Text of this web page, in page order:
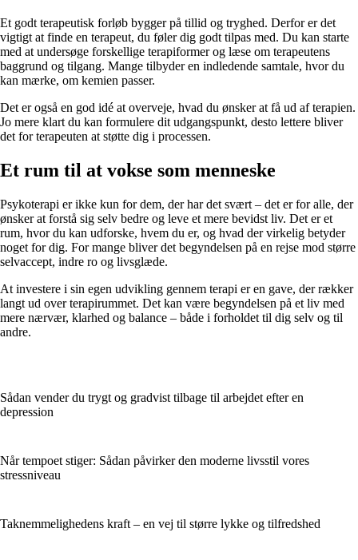
Et godt terapeutisk forløb bygger på tillid og tryghed. Derfor er det
vigtigt at finde en terapeut, du føler dig godt tilpas med. Du kan starte
med at undersøge forskellige terapiformer og læse om terapeutens
baggrund og tilgang. Mange tilbyder en indledende samtale, hvor du
kan mærke, om kemien passer.
Det er også en god idé at overveje, hvad du ønsker at få ud af terapien.
Jo mere klart du kan formulere dit udgangspunkt, desto lettere bliver
det for terapeuten at støtte dig i processen.
Et rum til at vokse som menneske
Psykoterapi er ikke kun for dem, der har det svært – det er for alle, der
ønsker at forstå sig selv bedre og leve et mere bevidst liv. Det er et
rum, hvor du kan udforske, hvem du er, og hvad der virkelig betyder
noget for dig. For mange bliver det begyndelsen på en rejse mod større
selvaccept, indre ro og livsglæde.
At investere i sin egen udvikling gennem terapi er en gave, der rækker
langt ud over terapirummet. Det kan være begyndelsen på et liv med
mere nærvær, klarhed og balance – både i forholdet til dig selv og til
andre.
Sådan vender du trygt og gradvist tilbage til arbejdet efter en
depression
Når tempoet stiger: Sådan påvirker den moderne livsstil vores
stressniveau
Taknemmelighedens kraft – en vej til større lykke og tilfredshed